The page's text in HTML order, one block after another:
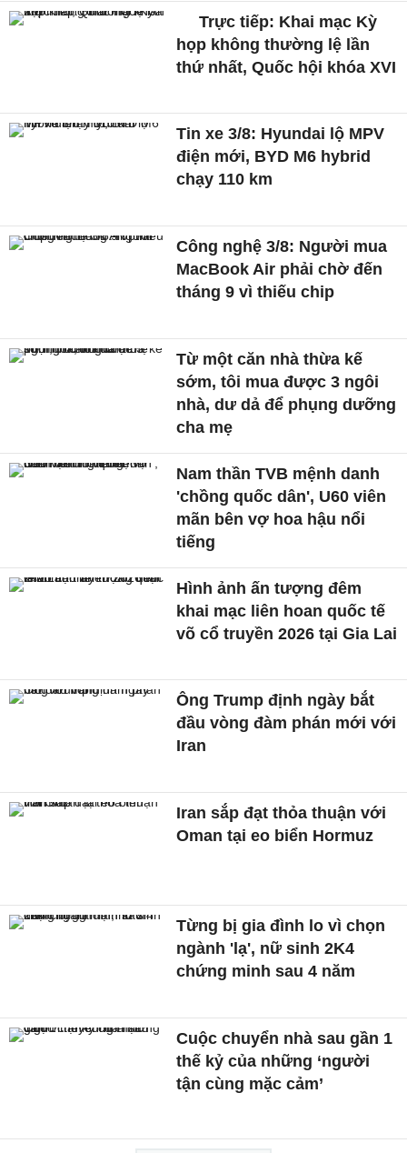
Trực tiếp: Khai mạc Kỳ
họp không thường lệ lần
thứ nhất, Quốc hội khóa XVI
Tin xe 3/8: Hyundai lộ MPV
điện mới, BYD M6 hybrid
chạy 110 km
Công nghệ 3/8: Người mua
MacBook Air phải chờ đến
tháng 9 vì thiếu chip
Từ một căn nhà thừa kế
sớm, tôi mua được 3 ngôi
nhà, dư dả để phụng dưỡng
cha mẹ
Nam thần TVB mệnh danh
'chồng quốc dân', U60 viên
mãn bên vợ hoa hậu nổi
tiếng
Hình ảnh ấn tượng đêm
khai mạc liên hoan quốc tế
võ cổ truyền 2026 tại Gia Lai
Ông Trump định ngày bắt
đầu vòng đàm phán mới với
Iran
Iran sắp đạt thỏa thuận với
Oman tại eo biển Hormuz
Từng bị gia đình lo vì chọn
ngành 'lạ', nữ sinh 2K4
chứng minh sau 4 năm
Cuộc chuyển nhà sau gần 1
thế kỷ của những ‘người
tận cùng mặc cảm’